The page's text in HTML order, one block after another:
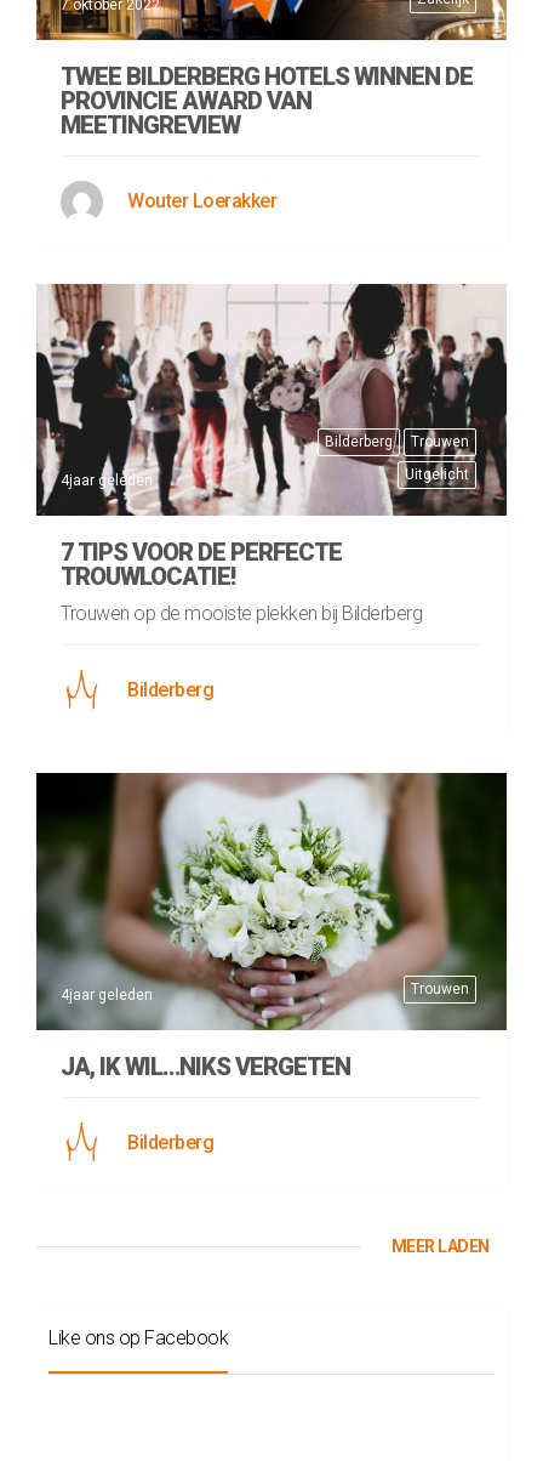
7 oktober 2022
TWEE BILDERBERG HOTELS WINNEN DE
PROVINCIE AWARD VAN
MEETINGREVIEW
Wouter Loerakker
Bilderberg
Trouwen
Uitgelicht
4jaar geleden
7 TIPS VOOR DE PERFECTE
TROUWLOCATIE!
Trouwen op de mooiste plekken bij Bilderberg
Bilderberg
Trouwen
4jaar geleden
JA, IK WIL…NIKS VERGETEN
Bilderberg
MEER LADEN
Like ons op Facebook